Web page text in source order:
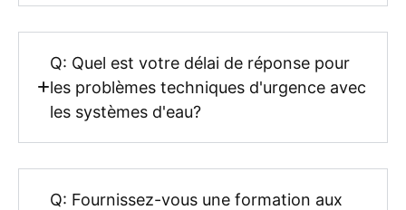
Q: Quel est votre délai de réponse pour
les problèmes techniques d'urgence avec
les systèmes d'eau?
Q: Fournissez-vous une formation aux